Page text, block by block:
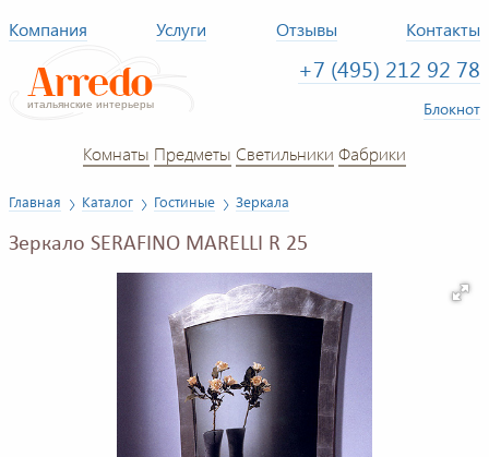
Компания Услуги Отзывы Контакты
+7 (495) 212 92 78
Блокнот
Комнаты Предметы Светильники Фабрики
Главная Каталог Гостиные Зеркала
Зеркало SERAFINO MARELLI R 25